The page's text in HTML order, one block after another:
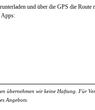
und über die GPS die Route
Apps:
übernehmen wir keine Haftung. Für
Angebots.